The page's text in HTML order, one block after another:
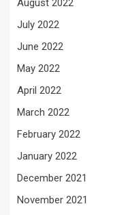
August 2022
July 2022
June 2022
May 2022
April 2022
March 2022
February 2022
January 2022
December 2021
November 2021